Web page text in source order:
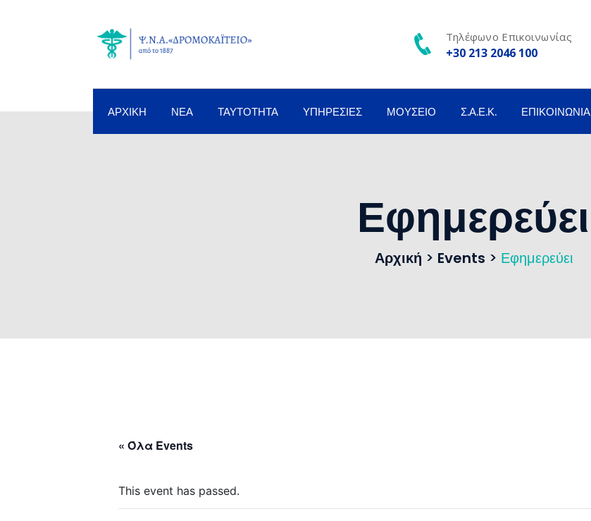
Τηλέφωνο Επικοινωνίας
+30 213 2046 100
ΑΡΧΙΚΉ ΝΈΑ ΤΑΥΤΌΤΗΤΑ ΥΠΗΡΕΣΊΕΣ ΜΟΥΣΕΊΟ Σ.Α.Ε.Κ. ΕΠΙΚΟΙΝΩΝΊΑ
Εφημερεύει
Αρχική > Events > Εφημερεύει
« Όλα Events
This event has passed.